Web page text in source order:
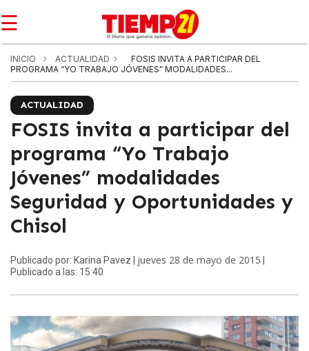
☰
INICIO ACTUALIDAD
FOSIS INVITA A PARTICIPAR DEL
PROGRAMA “YO TRABAJO JÓVENES” MODALIDADES...
ACTUALIDAD
FOSIS invita a participar del
programa “Yo Trabajo
Jóvenes” modalidades
Seguridad y Oportunidades y
Chisol
Publicado por: Karina Pavez | jueves 28 de mayo de 2015
Publicado a las: 15:40